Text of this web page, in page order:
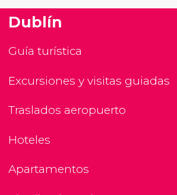
Dublín
Guía turística
Excursiones y visitas guiadas
Traslados aeropuerto
Hoteles
Apartamentos